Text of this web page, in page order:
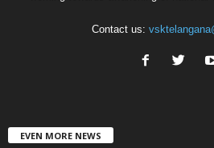
Contact us:
EVEN MORE NEWS